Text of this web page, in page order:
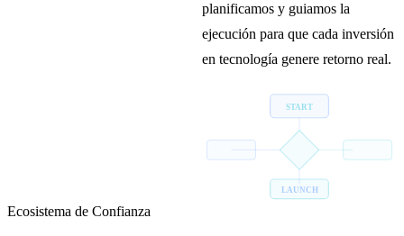
planificamos y guiamos la
ejecución para que cada inversión
en tecnología genere retorno real.
START
LAUNCH
Ecosistema de Confianza